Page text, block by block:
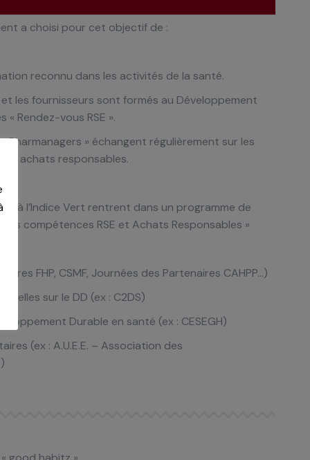
a choisi pour cet objectif de :
reconnu dans les activités de la santé.
les fournisseurs sont formés au Développement
Rendez-vous RSE ».
«Pharmanagers » échangent régulièrement sur les
achats responsables.
à l’Indice Vert rentrent dans un programme de
compétences RSE et Achats Responsables »​​
FHP, CSMF, Journées des Partenaires CAHPP…)
sur le DD (ex : C2DS)
Durable en santé (ex : CESEGH)
(ex : A.U.E.E. – Association des